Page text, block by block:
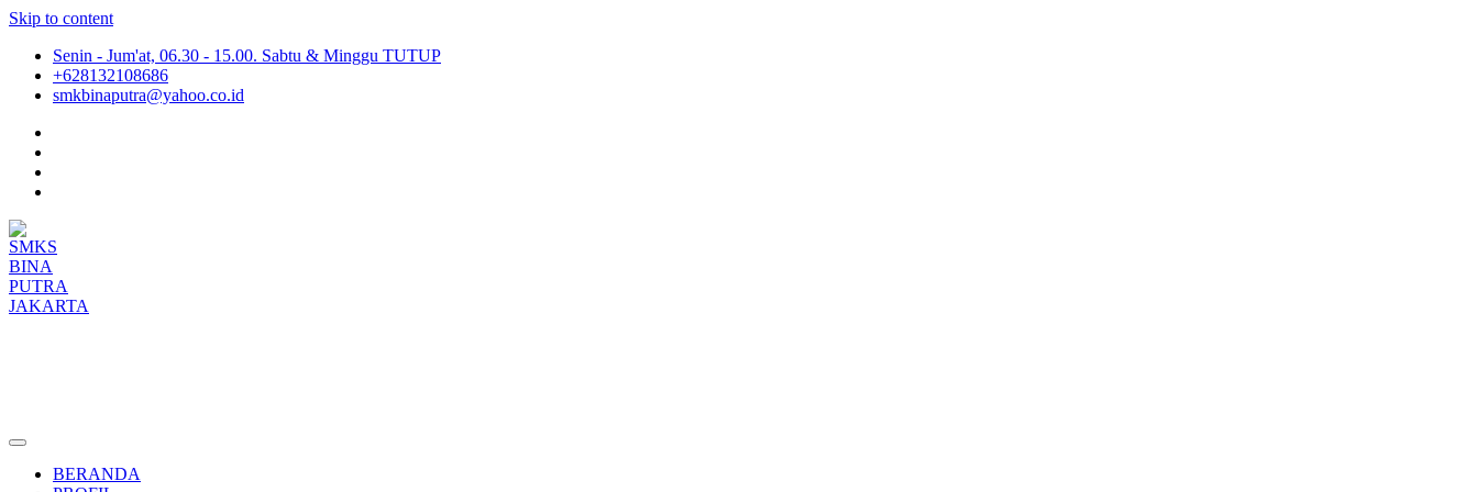
Skip to content
Senin - Jum'at, 06.30 - 15.00. Sabtu & Minggu TUTUP
+628132108686
smkbinaputra@yahoo.co.id
BERANDA